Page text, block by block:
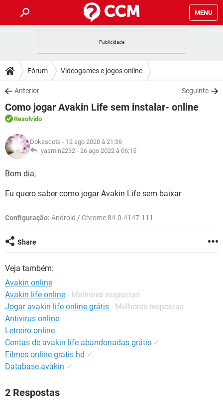
MENU
CELULAR FACEBOOK
OUTLOOK
INSTAGRAM GMAIL
GUIA DE COMPRAS
DICAS
JOGOS WHATSAPP
OUTLOOK
INSTAGRAM
GUIA DE COMPRAS
DOWNLOADS
JOGOS WHATSAPP
CELULAR
OUTLOOK EXCEL
INSTAGRAM
GUIA DE COMPRAS
FÓRUM
JOGOS
CELULAR FACEBOOK
GLOSSÁRIO
JOGOS
CELULAR
OUTLOOK EXCEL
Fórum Videogames e jogos online
Anterior Seguinte
Como jogar Avakin Life sem instalar- online
Resolvido
Dokascote - 12 ago 2020 à 21:36
yasmin2232 - 26 ago 2022 à 06:15
Bom dia,
Eu quero saber como jogar Avakin Life sem baixar
Configuração: Android / Chrome 84.0.4147.111
Share
Veja também:
Avakin online
Avakin life online - Melhores respostas
Jogar avakin life online grátis - Melhores respostas
Antivirus online
Letreiro online
Contas de avakin life abandonadas grátis ✓
Filmes online gratis hd ✓
Database avakin ✓
2 Respostas